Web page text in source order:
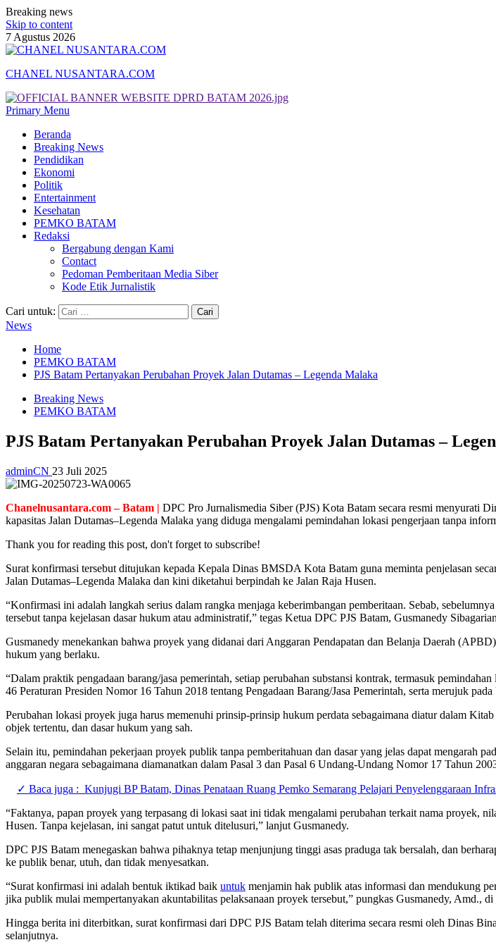
Breaking news
Skip to content
7 Agustus 2026
CHANEL NUSANTARA.COM
Primary Menu
Beranda
Breaking News
Pendidikan
Ekonomi
Politik
Entertainment
Kesehatan
PEMKO BATAM
Redaksi
Bergabung dengan Kami
Contact
Pedoman Pemberitaan Media Siber
Kode Etik Jurnalistik
Cari untuk:
News
Home
PEMKO BATAM
PJS Batam Pertanyakan Perubahan Proyek Jalan Dutamas – Legenda Malaka
Breaking News
PEMKO BATAM
PJS Batam Pertanyakan Perubahan Proyek Jalan Dutamas –
adminCN 23 Juli 2025
Chanelnusantara.com – Batam | DPC Pro Jurnalismedia Siber (PJS) Kota Batam secara resmi
kapasitas Jalan Dutamas–Legenda Malaka yang diduga mengalami pemindahan lokasi pengerjaan tanpa
Thank you for reading this post, don't forget to subscribe!
Surat konfirmasi tersebut ditujukan kepada Kepala Dinas BMSDA Kota Batam guna meminta penjelasan
Jalan Dutamas–Legenda Malaka dan kini diketahui berpindah ke Jalan Raja Husen.
“Konfirmasi ini adalah langkah serius dalam rangka menjaga keberimbangan pemberitaan. Sebab,
tersebut tanpa kejelasan dasar hukum atau administratif,” tegas Ketua DPC PJS Batam, Gusmanedy
Gusmanedy menekankan bahwa proyek yang didanai dari Anggaran Pendapatan dan Belanja Daerah
hukum yang berlaku.
“Dalam praktik pengadaan barang/jasa pemerintah, setiap perubahan substansi kontrak, termasuk
46 Peraturan Presiden Nomor 16 Tahun 2018 tentang Pengadaan Barang/Jasa Pemerintah, serta merujuk
Perubahan lokasi proyek juga harus memenuhi prinsip-prinsip hukum perdata sebagaimana diatur dalam
objek tertentu, dan dasar hukum yang sah.
Selain itu, pemindahan pekerjaan proyek publik tanpa pemberitahuan dan dasar yang jelas dapat mengarah
anggaran negara sebagaimana diamanatkan dalam Pasal 3 dan Pasal 6 Undang-Undang Nomor 17 Tahun
✓ Baca juga : Kunjugi BP Batam, Dinas Penataan Ruang Pemko Semarang Pelajari Penyelenggaraan
“Faktanya, papan proyek yang terpasang di lokasi saat ini tidak mengalami perubahan terkait nama proyek,
Husen. Tanpa kejelasan, ini sangat patut untuk ditelusuri,” lanjut Gusmanedy.
DPC PJS Batam menegaskan bahwa pihaknya tetap menjunjung tinggi asas praduga tak bersalah, dan
ke publik benar, utuh, dan tidak menyesatkan.
“Surat konfirmasi ini adalah bentuk iktikad baik untuk menjamin hak publik atas informasi dan mendukung
jika publik mulai mempertanyakan akuntabilitas pelaksanaan proyek tersebut,” pungkas Gusmanedy, Amd.,
Hingga berita ini diterbitkan, surat konfirmasi dari DPC PJS Batam telah diterima secara resmi oleh Dinas
selanjutnya.